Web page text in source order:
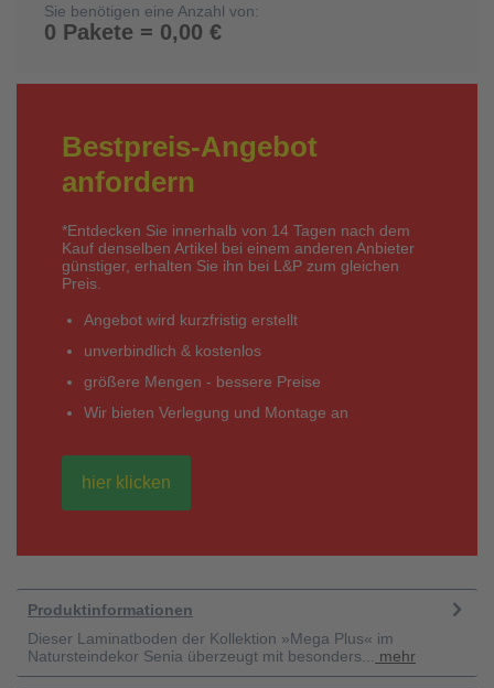
Sie benötigen eine Anzahl von:
0 Pakete = 0,00 €
Bestpreis-Angebot
anfordern
*Entdecken Sie innerhalb von 14 Tagen nach dem
Kauf denselben Artikel bei einem anderen Anbieter
günstiger, erhalten Sie ihn bei L&P zum gleichen
Preis.
Angebot wird kurzfristig erstellt
unverbindlich & kostenlos
größere Mengen - bessere Preise
Wir bieten Verlegung und Montage an
hier klicken
Produktinformationen
Dieser Laminatboden der Kollektion »Mega Plus« im
Natursteindekor Senia überzeugt mit besonders...
mehr